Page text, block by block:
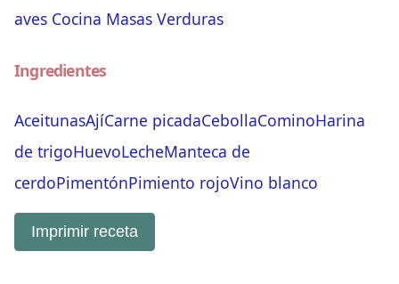
aves Cocina Masas Verduras
Ingredientes
AceitunasAjíCarne picadaCebollaCominoHarina
de trigoHuevoLecheManteca de
cerdoPimentónPimiento rojoVino blanco
Imprimir receta